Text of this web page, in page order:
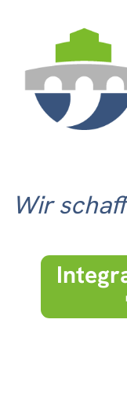
Wir